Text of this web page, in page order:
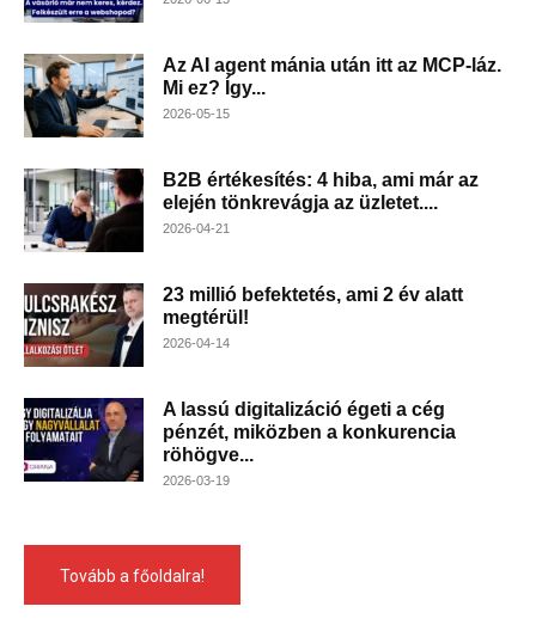
Az AI agent mánia után itt az MCP-láz.
Mi ez? Így...
2026-05-15
B2B értékesítés: 4 hiba, ami már az
elején tönkrevágja az üzletet....
2026-04-21
23 millió befektetés, ami 2 év alatt
megtérül!
2026-04-14
A lassú digitalizáció égeti a cég
pénzét, miközben a konkurencia
röhögve...
2026-03-19
Tovább a főoldalra!